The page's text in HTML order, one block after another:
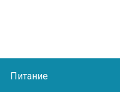
Питание